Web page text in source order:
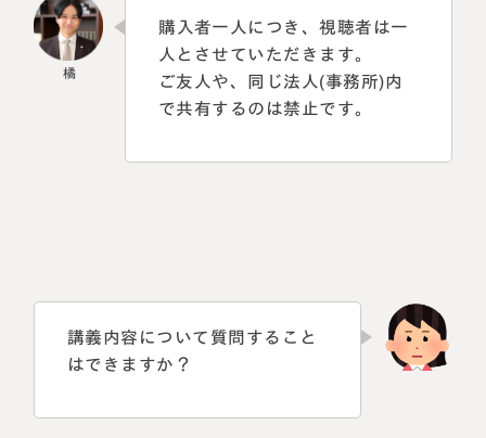
購入者一人につき、視聴者は一
人とさせていただきます。
ご友人や、同じ法人(事務所)内
で共有するのは禁止です。
講義内容について質問すること
はできますか？